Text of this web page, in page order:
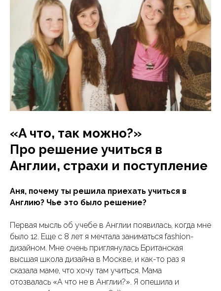
«А что, так можно?»
Про решение учиться в
Англии, страхи и поступление
Аня, почему ты решила приехать учиться в
Англию? Чье это было решение?
Первая мысль об учебе в Англии появилась, когда мне
было 12. Еще с 8 лет я мечтала заниматься fashion-
дизайном. Мне очень приглянулась Британская
высшая школа дизайна в Москве, и как-то раз я
сказала маме, что хочу там учиться. Мама
отозвалась «А что не в Англии?». Я опешила и